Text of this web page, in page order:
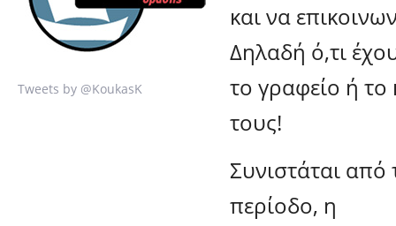
Tweets by @KoukasK
και να
Δηλαδή ό,τι
το γραφείο ή το
τους!
Συνιστάται από
περίοδο, η